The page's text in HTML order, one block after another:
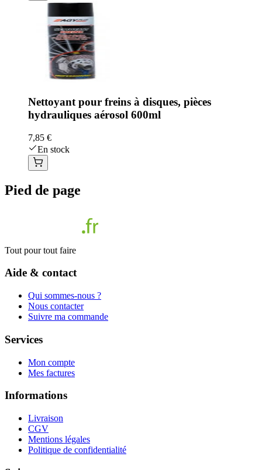
Nettoyant pour freins à disques, pièces
hydrauliques aérosol 600ml
7,85 €
En stock
Pied de page
Tout pour tout faire
Aide & contact
Qui sommes-nous ?
Nous contacter
Suivre ma commande
Services
Mon compte
Mes factures
Informations
Livraison
CGV
Mentions légales
Politique de confidentialité